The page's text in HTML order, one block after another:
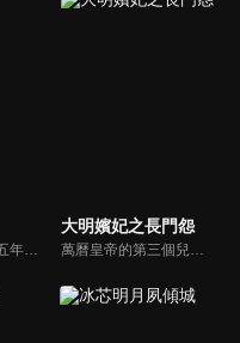
青年漢武帝經過五年執政，平息後宮勢力、抗拒外患入侵、粉碎政變陰謀，坐穩了皇帝寶座，正是開展雄才大略之時。能臣汲黯受到賞識，並引薦另一位奇才主父偃，漢武帝視其張固再世，委以重任。國力強盛使漢武帝屢屢北伐外族，只是規模巨大的戰爭使漢室逐漸捉襟見肘，諸侯勢力蠢蠢欲動。
大明嬪妃之長門怨
萬曆皇帝的第三個兒子朱常洵，因為其母得寵，幾次試圖將其立為太子，均遭到朝臣和各方權貴的反對而作罷，但朱常洵的感情亦是坎坷跌宕。上官蘭心外表端莊美麗，蕙質蘭心，琴棋書畫樣樣精通，一心向往自由生活，卻無奈進入太子府，因被太子朱常洛鍾情而遭人排擠。